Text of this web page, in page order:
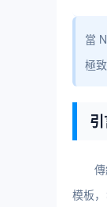
當
極
模板